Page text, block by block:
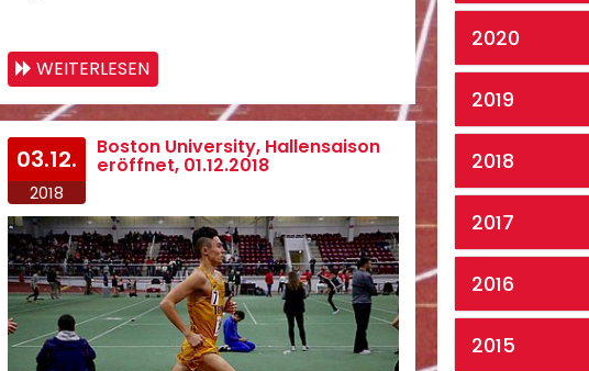
WEITERLESEN
03.12.
2018
Boston University, Hallensaison
eröffnet, 01.12.2018
2020
2019
2018
2017
2016
2015